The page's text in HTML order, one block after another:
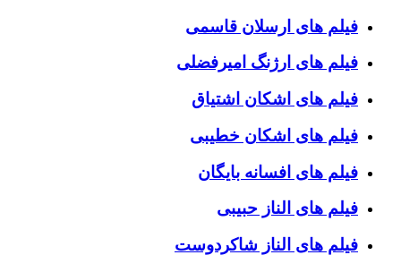
فیلم های ارسلان قاسمی
فیلم های ارژنگ امیرفضلی
فیلم های اشکان اشتیاق
فیلم های اشکان خطیبی
فیلم های افسانه بایگان
فیلم های الناز حبیبی
فیلم های الناز شاکردوست